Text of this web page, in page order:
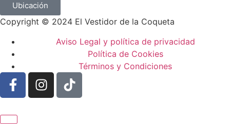
Ubicación
Copyright © 2024 El Vestidor de la Coqueta
Aviso Legal y política de privacidad
Política de Cookies
Términos y Condiciones